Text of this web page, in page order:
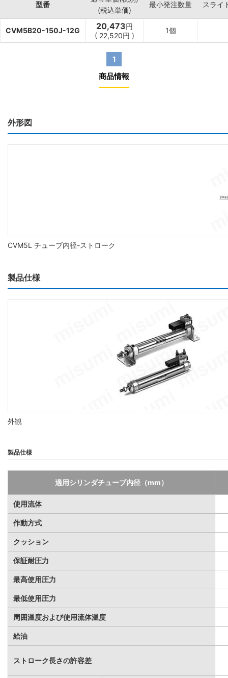
型番
(税込単価)
最小発注数量 スライ
CVM5B20-150J-12G 20,473円
( 22,520円 )
1個
1
商品情報
外形図
CVM5L チューブ内径-ストローク
製品仕様
外観
製品仕様
適用シリンダチューブ内径（mm）
使用流体
作動方式
クッション
保証耐圧力
最高使用圧力
最低使用圧力
周囲温度および使用流体温度
給油
ストローク長さの許容差